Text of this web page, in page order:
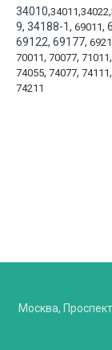
34010,34011,34022,
9, 34188-1, 69011,
69122, 69177,
70011, 70077, 71011,
74055, 74077, 74111,
74211
Москва,